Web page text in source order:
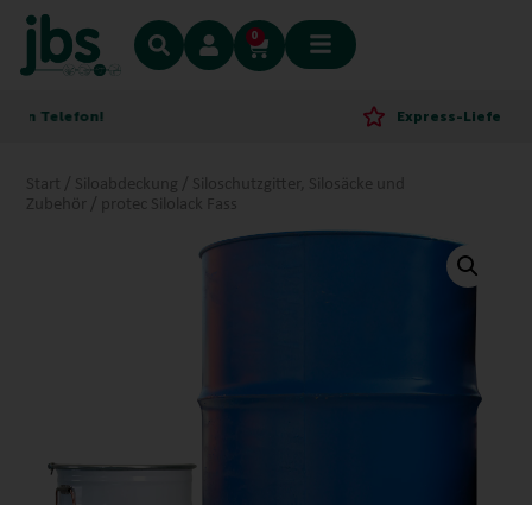
0
Express-Lieferung!
Start Siloabdeckung
Siloschutzgitter, Silosäcke und
Zubehör
/ protec Silolack Fass